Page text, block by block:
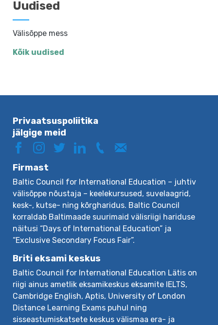
Uudised
Välisõppe mess
Kõik uudised
Privaatsuspoliitika
jälgige meid
Firmast
Baltic Council for International Education – juhtiv
välisõppe nõustaja – keelekursused, suvelaagrid,
kesk-, kutse- ning kõrgharidus. Baltic Council
korraldab Baltimaade suurimaid välisriigi hariduse
näitusi “Days of International Education” ja
“Exclusive Secondary Focus Fair”.
Briti eksami keskus
Baltic Council for International Education Lätis on
riigi ainus ametlik eksamikeskus eksamite IELTS,
Cambridge English, Aptis, University of London
Distance Learning Exams puhul ning
sisseastumiskatsete keskus välismaa era- ja